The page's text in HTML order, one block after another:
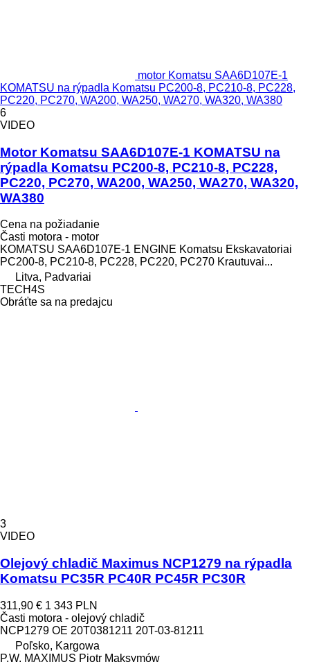
motor Komatsu SAA6D107E-1
KOMATSU na rýpadla Komatsu PC200-8, PC210-8, PC228,
PC220, PC270, WA200, WA250, WA270, WA320, WA380
6
VIDEO
Motor Komatsu SAA6D107E-1 KOMATSU na
rýpadla Komatsu PC200-8, PC210-8, PC228,
PC220, PC270, WA200, WA250, WA270, WA320,
WA380
Cena na požiadanie
Časti motora - motor
KOMATSU SAA6D107E-1 ENGINE Komatsu Ekskavatoriai
PC200-8, PC210-8, PC228, PC220, PC270 Krautuvai...
Litva, Padvariai
TECH4S
Obráťte sa na predajcu
3
VIDEO
Olejový chladič Maximus NCP1279 na rýpadla
Komatsu PC35R PC40R PC45R PC30R
311,90 € 1 343 PLN
Časti motora - olejový chladič
NCP1279 OE 20T0381211 20T-03-81211
Poľsko, Kargowa
P.W. MAXIMUS Piotr Maksymów